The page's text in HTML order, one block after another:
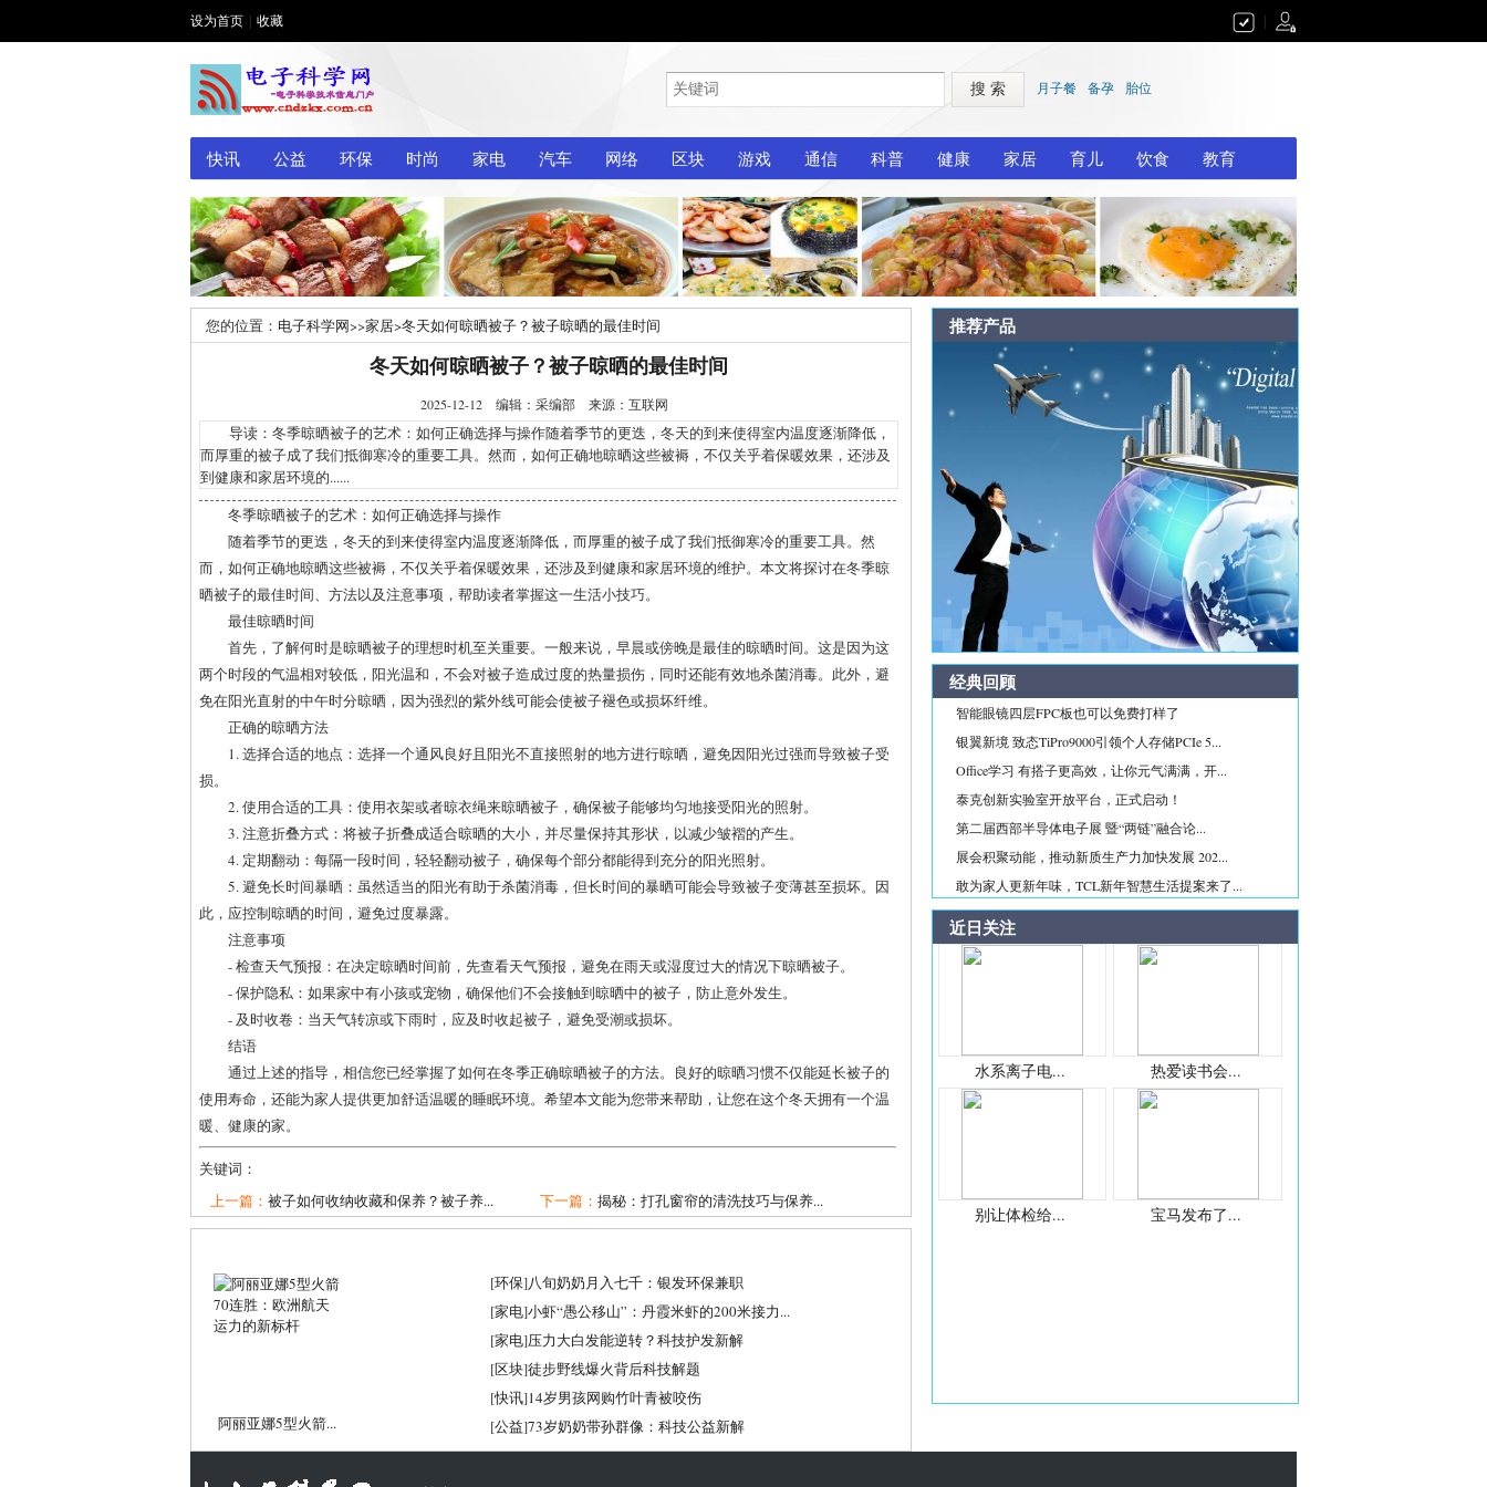
设为首页 收藏
搜 索 月子餐 备孕 胎位
快讯 公益 环保 时尚 家电 汽车 网络 区块 游戏 通信 科普 健康 家居 育儿 饮食 教育
您的位置： 电子科学网>>家居>冬天如何晾晒被子？被子晾晒的最佳时间
冬天如何晾晒被子？被子晾晒的最佳时间
2025-12-12 编辑：采编部 来源：互联网
导读：冬季晾晒被子的艺术：如何正确选择与操作随着季节的更迭，冬天的到来使得室内温度逐渐降低，
而厚重的被子成了我们抵御寒冷的重要工具。然而，如何正确地晾晒这些被褥，不仅关乎着保暖效果，还涉及
到健康和家居环境的......
冬季晾晒被子的艺术：如何正确选择与操作
随着季节的更迭，冬天的到来使得室内温度逐渐降低，而厚重的被子成了我们抵御寒冷的重要工具。然
而，如何正确地晾晒这些被褥，不仅关乎着保暖效果，还涉及到健康和家居环境的维护。本文将探讨在冬季晾
晒被子的最佳时间、方法以及注意事项，帮助读者掌握这一生活小技巧。
最佳晾晒时间
首先，了解何时是晾晒被子的理想时机至关重要。一般来说，早晨或傍晚是最佳的晾晒时间。这是因为这
两个时段的气温相对较低，阳光温和，不会对被子造成过度的热量损伤，同时还能有效地杀菌消毒。此外，避
免在阳光直射的中午时分晾晒，因为强烈的紫外线可能会使被子褪色或损坏纤维。
正确的晾晒方法
1. 选择合适的地点：选择一个通风良好且阳光不直接照射的地方进行晾晒，避免因阳光过强而导致被子受
损。
2. 使用合适的工具：使用衣架或者晾衣绳来晾晒被子，确保被子能够均匀地接受阳光的照射。
3. 注意折叠方式：将被子折叠成适合晾晒的大小，并尽量保持其形状，以减少皱褶的产生。
4. 定期翻动：每隔一段时间，轻轻翻动被子，确保每个部分都能得到充分的阳光照射。
5. 避免长时间暴晒：虽然适当的阳光有助于杀菌消毒，但长时间的暴晒可能会导致被子变薄甚至损坏。因
此，应控制晾晒的时间，避免过度暴露。
注意事项
- 检查天气预报：在决定晾晒时间前，先查看天气预报，避免在雨天或湿度过大的情况下晾晒被子。
- 保护隐私：如果家中有小孩或宠物，确保他们不会接触到晾晒中的被子，防止意外发生。
- 及时收卷：当天气转凉或下雨时，应及时收起被子，避免受潮或损坏。
结语
通过上述的指导，相信您已经掌握了如何在冬季正确晾晒被子的方法。良好的晾晒习惯不仅能延长被子的
使用寿命，还能为家人提供更加舒适温暖的睡眠环境。希望本文能为您带来帮助，让您在这个冬天拥有一个温
暖、健康的家。
关键词：
上一篇： 被子如何收纳收藏和保养？被子养... 下一篇： 揭秘：打孔窗帘的清洗技巧与保养...
阿丽亚娜5型火箭...
[环保]八旬奶奶月入七千：银发环保兼职
[家电]小虾“愚公移山”：丹霞米虾的200米接力...
[家电]压力大白发能逆转？科技护发新解
[区块]徒步野线爆火背后科技解题
[快讯]14岁男孩网购竹叶青被咬伤
[公益]73岁奶奶带孙群像：科技公益新解
推荐产品
经典回顾
智能眼镜四层FPC板也可以免费打样了
银翼新境 致态TiPro9000引领个人存储PCIe 5...
Office学习 有搭子更高效，让你元气满满，开...
泰克创新实验室开放平台，正式启动！
第二届西部半导体电子展 暨“两链”融合论...
展会积聚动能，推动新质生产力加快发展 202...
敢为家人更新年味，TCL新年智慧生活提案来了...
近日关注
水系离子电... 热爱读书会...
别让体检给... 宝马发布了...